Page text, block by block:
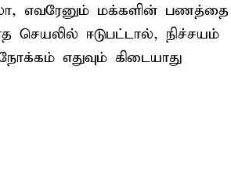
எவரேனும் மக்களின் பணத்தை
ஈடுபட்டால், நிச்சயம்
எதுவும் கிடையாது